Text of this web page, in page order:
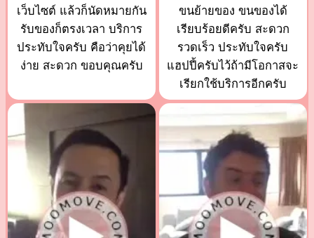
เว็บไซต์ แล้วก็นัดหมายกัน
รับของก็ตรงเวลา บริการ
ประทับใจครับ คือว่าคุยได้
ง่าย สะดวก ขอบคุณครับ
ขนย้ายของ ขนของได้
เรียบร้อยดีครับ สะดวก
รวดเร็ว ประทับใจครับ
แฮปปี้ครับไว้ถ้ามีโอกาสจะ
เรียกใช้บริการอีกครับ